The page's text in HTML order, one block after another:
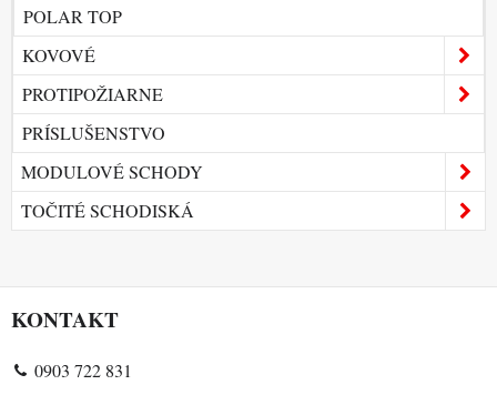
POLAR TOP
KOVOVÉ
PROTIPOŽIARNE
PRÍSLUŠENSTVO
MODULOVÉ SCHODY
TOČITÉ SCHODISKÁ
KONTAKT
0903 722 831